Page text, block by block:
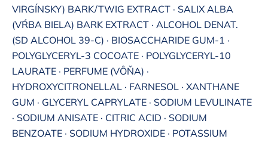
VIRGÍNSKY) BARK/TWIG EXTRACT · SALIX ALBA
(VŔBA BIELA) BARK EXTRACT · ALCOHOL DENAT.
(SD ALCOHOL 39-C) · BIOSACCHARIDE GUM-1 ·
POLYGLYCERYL-3 COCOATE · POLYGLYCERYL-10
LAURATE · PERFUME (VÔŇA) ·
HYDROXYCITRONELLAL · FARNESOL · XANTHANE
GUM · GLYCERYL CAPRYLATE · SODIUM LEVULINATE
· SODIUM ANISATE · CITRIC ACID · SODIUM
BENZOATE · SODIUM HYDROXIDE · POTASSIUM